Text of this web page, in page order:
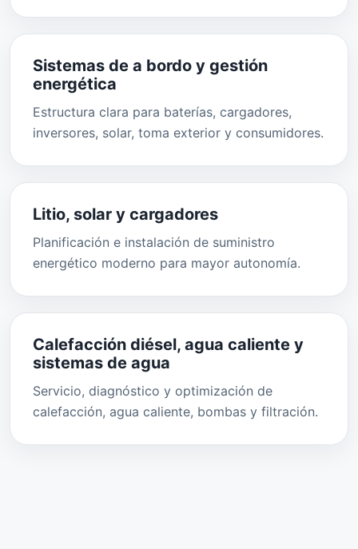
Sistemas de a bordo y gestión
energética
Estructura clara para baterías, cargadores,
inversores, solar, toma exterior y consumidores.
Litio, solar y cargadores
Planificación e instalación de suministro
energético moderno para mayor autonomía.
Calefacción diésel, agua caliente y
sistemas de agua
Servicio, diagnóstico y optimización de
calefacción, agua caliente, bombas y filtración.